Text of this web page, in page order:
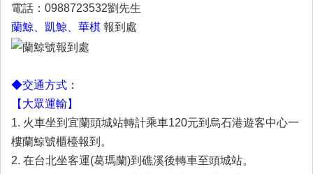
電話：0988723532劉先生
蘭鯨、凱鯨、華棋 報到處
◆交通方式：
【大眾運輸】
1. 火車坐到宜蘭頭城站轉計乘車120元到烏石港遊客中心一
樓蘭鯨號櫃檯報到。
2. 在台北坐客運(葛瑪蘭)到礁溪後轉車至頭城站。